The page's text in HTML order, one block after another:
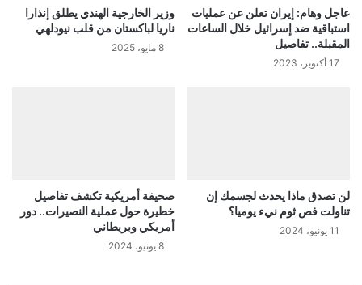
عاجل وهام: إيران تعلن عن عمليات
استباقية ضد إسرائيل خلال الساعات
المقبلة.. تفاصيل
17 أكتوبر، 2023
وزير الخارجية الهندي يطلق إنذارا
ناريا لباكستان من قلب نيودلهي
8 مايو، 2025
لن تصدق ماذا يحدث لجسمك إن
تناولت فص ثوم نيء يوميا؟
11 يونيو، 2024
صحيفة أمريكية تكشف تفاصيل
خطيرة حول عملية النصيرات.. دور
أمريكي وبريطاني
8 يونيو، 2024